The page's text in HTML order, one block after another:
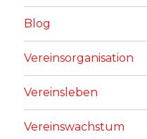
Blog
Vereinsorganisation
Vereinsleben
Vereinswachstum